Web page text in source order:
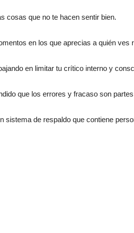
cosas que no te hacen sentir bien.
en los que aprecias a quién ves
en limitar tu crítico interno y
que los errores y fracaso son
sistema de respaldo que contiene